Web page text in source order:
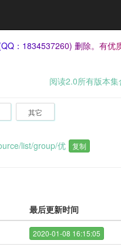
：1834537260) 删除。有优
阅读2.0所有版本集
其它
list/group/优 复制
最后更新时间
2020-01-08 16:15:05